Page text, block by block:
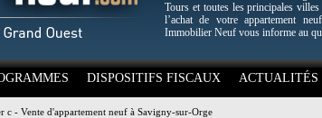
Tours et toutes les principales
l’achat de votre appartement
Immobilier Neuf vous informe au
DISPOSITIFS FISCAUX ACTUALITÉS
c - Vente d'appartement neuf à Savigny-sur-Orge